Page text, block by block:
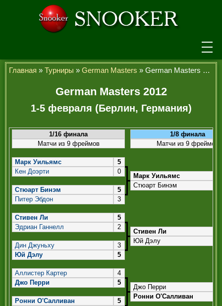
НОВОСТИ
ТУРНИРЫ
РЕЙТИНГ
ИГРОКИ
СЕНЧУРИ БРЕЙКИ
МАКСИМАЛЬНЫЕ БРЕЙКИ
ЧЕМПИОНЫ МИРА
ЛЕГЕНДЫ СНУКЕРА
РЕФЕРИ
Главная » Турниры » German Masters » German Masters 2012
German Masters 2012
1-5 февраля (Берлин, Германия)
1/16 финала
1/8 финала
Матчи из 9 фреймов
Матчи из 9 фреймов
Марк Уильямс
5
Кен Доэрти
0
Марк Уильямс
Стюарт Бинэм
Стюарт Бинэм
5
Питер Эбдон
3
Стивен Ли
5
Эдриан Ганнелл
2
Стивен Ли
Юй Дэлу
Дин Джуньху
3
Юй Дэлу
5
Аллистер Картер
4
Джо Перри
5
Джо Перри
Ронни О'Салливан
Ронни О'Салливан
5